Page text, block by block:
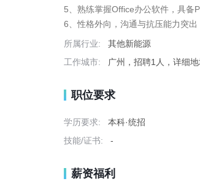
5、熟练掌握Office办公软件，具备
6、性格外向，沟通与抗压能力突
所属行业:
其他新能源
工作城市:
广州，招聘1人，详细
职位要求
学历要求: 本科·统招
技能/证书:
-
薪资福利